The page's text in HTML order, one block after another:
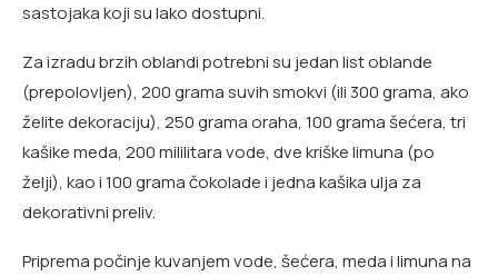
sastojaka koji su lako dostupni.
Za izradu brzih oblandi potrebni su jedan list oblande
(prepolovljen), 200 grama suvih smokvi (ili 300 grama, ako
želite dekoraciju), 250 grama oraha, 100 grama šećera, tri
kašike meda, 200 mililitara vode, dve kriške limuna (po
želji), kao i 100 grama čokolade i jedna kašika ulja za
dekorativni preliv.
Priprema počinje kuvanjem vode, šećera, meda i limuna na